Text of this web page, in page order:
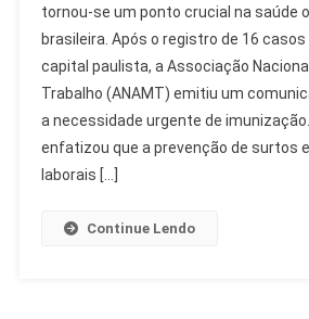
Facilitar
Vacinação
Sarampo
De
Trabalhadores
tornou-se um ponto crucial na saúde
brasileira. Após o registro de 16 casos
capital paulista, a Associação
Trabalho (ANAMT) emitiu um
a necessidade urgente de
enfatizou que a prevenção de surtos
laborais […]
Continue Lendo